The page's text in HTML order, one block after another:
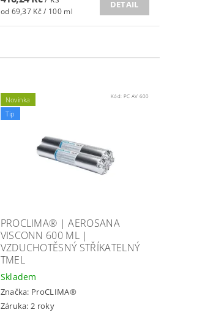
od 69,37 Kč / 100 ml
DETAIL
Novinka
Tip
Kód: PC AV 600
PROCLIMA® | AEROSANA
VISCONN 600 ML |
VZDUCHOTĚSNÝ STŘÍKATELNÝ
TMEL
Skladem
Značka: ProCLIMA®
Záruka: 2 roky